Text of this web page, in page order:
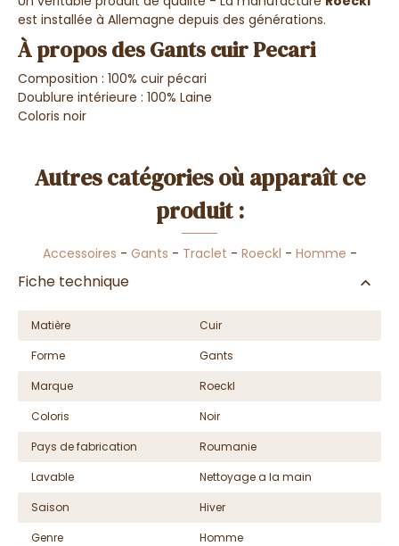
est installée à Allemagne depuis des générations.
À propos des Gants cuir Pecari
Composition : 100% cuir pécari
Doublure intérieure : 100% Laine
Coloris noir
Autres catégories où apparaît ce
produit :
Accessoires - Gants - Traclet - Roeckl - Homme -
Fiche technique
Matière
Cuir
Forme
Gants
Marque
Roeckl
Coloris
Noir
Pays de fabrication
Roumanie
Lavable
Nettoyage a la main
Saison
Hiver
Genre
Homme